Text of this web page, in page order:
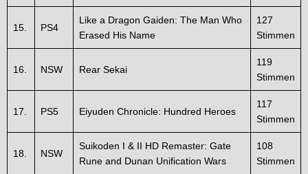
15. PS4
Like a Dragon Gaiden: The Man Who
Erased His Name
127
Stimmen
16. NSW Rear Sekai
119
Stimmen
17. PS5 Eiyuden Chronicle: Hundred Heroes
117
Stimmen
18. NSW
Suikoden I & II HD Remaster: Gate
Rune and Dunan Unification Wars
108
Stimmen